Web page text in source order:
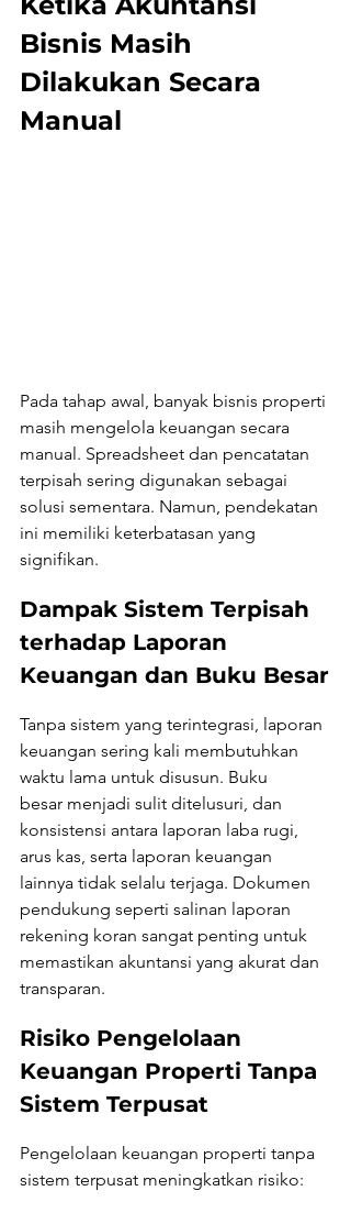
Bisnis Masih
Dilakukan Secara
Manual
Pada tahap awal, banyak bisnis properti
masih mengelola keuangan secara
manual. Spreadsheet dan pencatatan
terpisah sering digunakan sebagai
solusi sementara. Namun, pendekatan
ini memiliki keterbatasan yang
signifikan.
Dampak Sistem Terpisah
terhadap Laporan
Keuangan dan Buku Besar
Tanpa sistem yang terintegrasi, laporan
keuangan sering kali membutuhkan
waktu lama untuk disusun. Buku
besar menjadi sulit ditelusuri, dan
konsistensi antara laporan laba rugi,
arus kas, serta laporan keuangan
lainnya tidak selalu terjaga. Dokumen
pendukung seperti salinan laporan
rekening koran sangat penting untuk
memastikan akuntansi yang akurat dan
transparan.
Risiko Pengelolaan
Keuangan Properti Tanpa
Sistem Terpusat
Pengelolaan keuangan properti tanpa
sistem terpusat meningkatkan risiko: